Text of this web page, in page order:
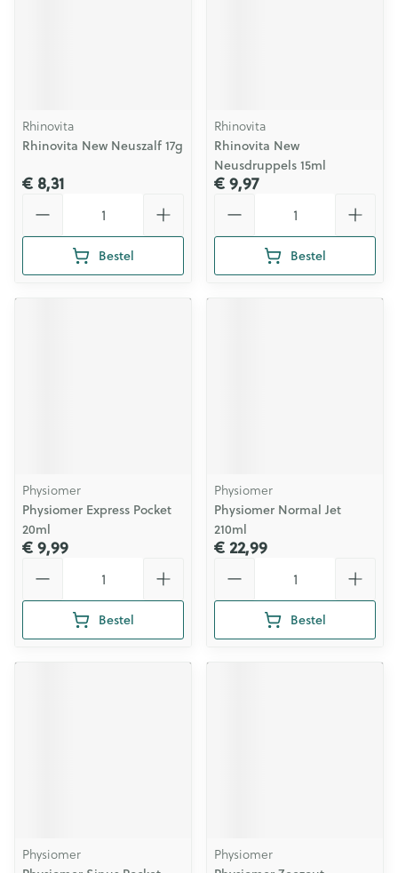
Rhinovita
Rhinovita New Neuszalf 17g
€ 8,31
Bestel
Rhinovita
Rhinovita New
Neusdruppels 15ml
€ 9,97
Bestel
Physiomer
Physiomer Express Pocket
20ml
€ 9,99
Bestel
Physiomer
Physiomer Normal Jet
210ml
€ 22,99
Bestel
Physiomer
Physiomer